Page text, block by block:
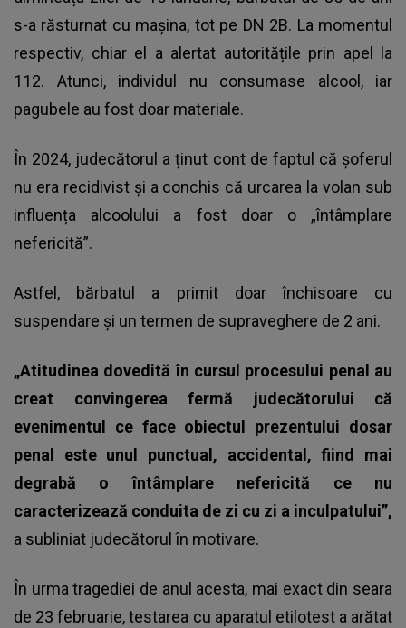
s-a răsturnat cu mașina, tot pe DN 2B. La momentul
respectiv, chiar el a alertat autoritățile prin apel la
112. Atunci, individul nu consumase alcool, iar
pagubele au fost doar materiale.
În 2024, judecătorul a ținut cont de faptul că șoferul
nu era recidivist și a conchis că urcarea la volan sub
influența alcoolului a fost doar o „întâmplare
nefericită”.
Astfel, bărbatul a primit doar închisoare cu
suspendare și un termen de supraveghere de 2 ani.
„Atitudinea dovedită în cursul procesului penal au
creat convingerea fermă judecătorului că
evenimentul ce face obiectul prezentului dosar
penal este unul punctual, accidental, fiind mai
degrabă o întâmplare nefericită ce nu
caracterizează conduita de zi cu zi a inculpatului”,
a subliniat judecătorul în motivare.
În urma tragediei de anul acesta, mai exact din seara
de 23 februarie, testarea cu aparatul etilotest a arătat